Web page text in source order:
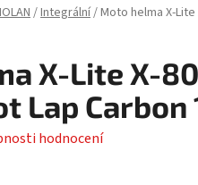
/Integrální/Moto helma X-Lite
X-Lite X-
Lap Carbon
hodnocení